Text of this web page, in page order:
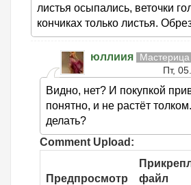
листья осыпались, веточки
кончиках только листья.
юллиия Мастерица
Пт,
Видно, нет? И покупкой
понятно, и не растёт
делать?
Comment Upload:
Предпросмотр
файл